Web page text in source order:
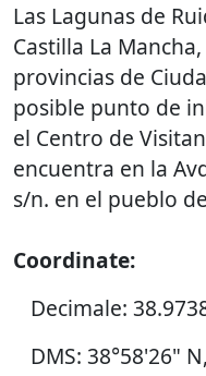
Las Lagunas de
Castilla La
provincias de
posible punto de
el Centro de
encuentra en la
s/n. en el pueblo
Coordinate:
Decimale:
DMS: 38°58'26"